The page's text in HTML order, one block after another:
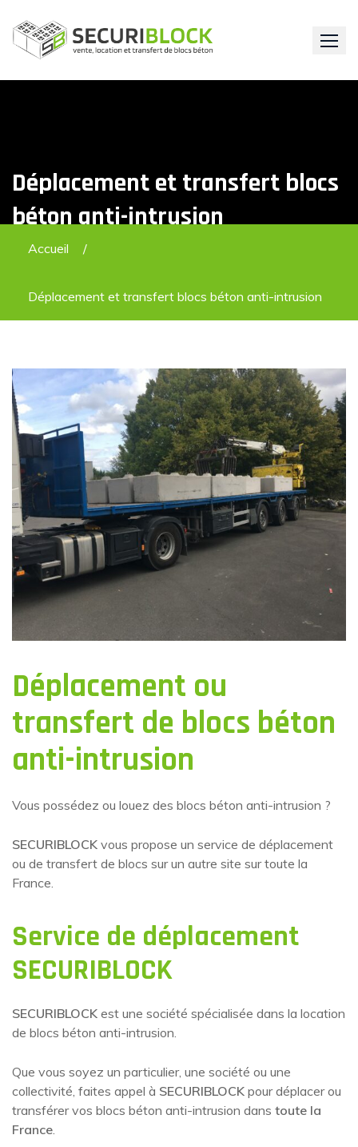
content
Déplacement et transfert blocs
béton anti-intrusion
Accueil
Déplacement et transfert blocs béton anti-intrusion
Déplacement ou
transfert de blocs béton
anti-intrusion
Vous possédez ou louez des blocs béton anti-intrusion ?
SECURIBLOCK vous propose un service de déplacement
ou de transfert de blocs sur un autre site sur toute la
France.
Service de déplacement
SECURIBLOCK
SECURIBLOCK est une société spécialisée dans la location
de blocs béton anti-intrusion.
Que vous soyez un particulier, une société ou une
collectivité, faites appel à SECURIBLOCK pour déplacer ou
transférer vos blocs béton anti-intrusion dans toute la
France